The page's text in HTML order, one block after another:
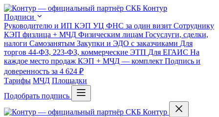
Подписи
Руководителю и ИП КЭП УЦ ФНС за один визит Сотруднику
КЭП физлица + МЧД Физическим лицам Госуслуги, сделки,
налоги Самозанятым Закупки и ЭДО с заказчиками Для
торгов 44-ФЗ, 223-ФЗ, коммерческие ЭТП Для ЕГАИС На
каждое место продаж КЭП + МЧД — комплект Подпись и
доверенность за 4 624 ₽
Тарифы МЧД Площадки
Подобрать подпись